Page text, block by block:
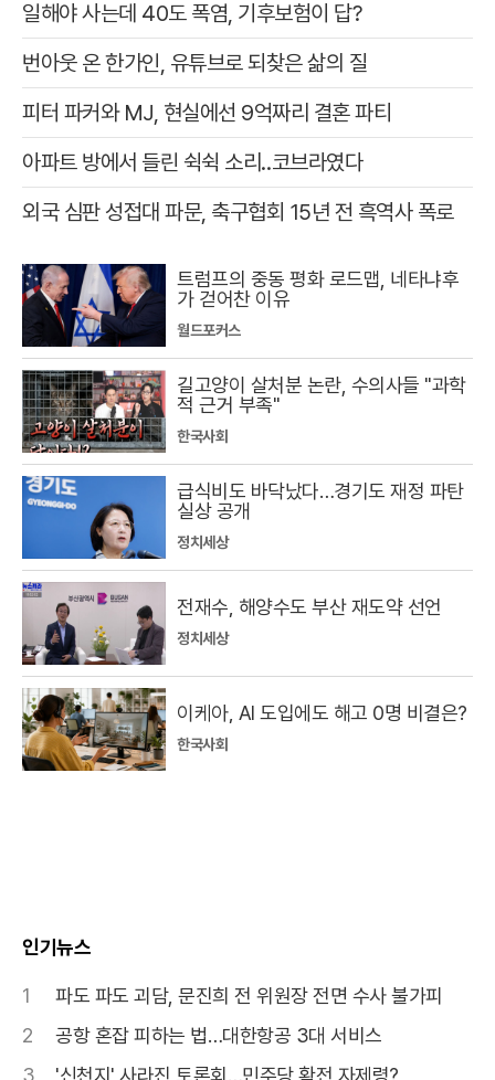
일해야 사는데 40도 폭염, 기후보험이 답?
번아웃 온 한가인, 유튜브로 되찾은 삶의 질
피터 파커와 MJ, 현실에선 9억짜리 결혼 파티
아파트 방에서 들린 쉭쉭 소리‥코브라였다
외국 심판 성접대 파문, 축구협회 15년 전 흑역사 폭로
트럼프의 중동 평화 로드맵, 네타냐후
가 걷어찬 이유
월드포커스
길고양이 살처분 논란, 수의사들 "과학
적 근거 부족"
한국사회
급식비도 바닥났다…경기도 재정 파탄
실상 공개
정치세상
전재수, 해양수도 부산 재도약 선언
정치세상
이케아, AI 도입에도 해고 0명 비결은?
한국사회
인기뉴스
1
파도 파도 괴담, 문진희 전 위원장 전면 수사 불가피
2
공항 혼잡 피하는 법…대한항공 3대 서비스
3
'신천지' 사라진 토론회…민주당 확전 자제령?